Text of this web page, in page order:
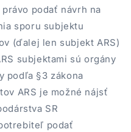
podať návrh na
sporu subjektu
(ďalej len subjekt ARS)
subjektami sú orgány
podľa §3 zákona
ARS je možné nájsť
SR
podať